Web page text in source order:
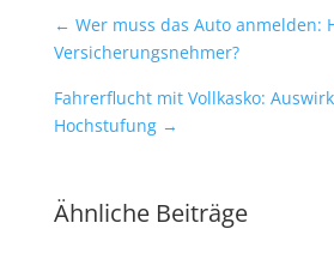
← Wer muss das Auto anmelden:
Versicherungsnehmer?
Fahrerflucht mit Vollkasko:
Hochstufung→
Ähnliche Beiträge